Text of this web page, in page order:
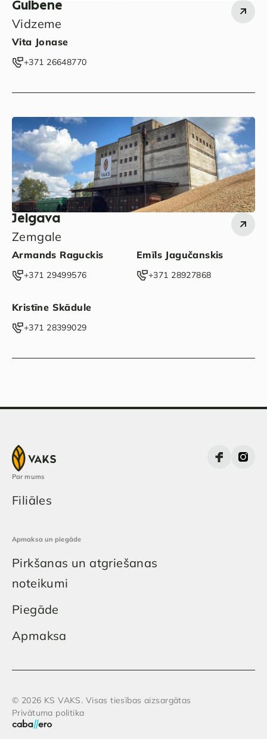
Gulbene
Vidzeme
Vita Jonase
‭+371 26648770‬
Jelgava
Zemgale
Armands Raguckis
‭+371 29499576‬
Emīls Jagučanskis
‭+371 28927868‬
Kristīne Skādule
‭+371 28399029‬
Par mums
Filiāles
Apmaksa un piegāde
Pirkšanas un atgriešanas
noteikumi
Piegāde
Apmaksa
© 2026 KS VAKS. Visas tiesības aizsargātas
Privātuma politika